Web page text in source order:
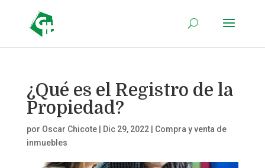
¿Qué es el Registro de la
Propiedad?
por Oscar Chicote| Dic 29, 2022| Compra y venta de
inmuebles